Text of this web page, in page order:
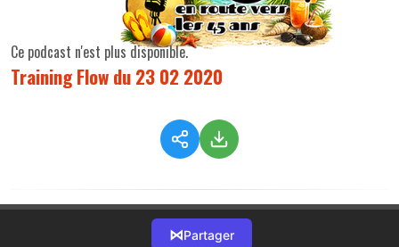
Ce podcast n'est plus disponible.
Training Flow du 23 02 2020
⋈Partager